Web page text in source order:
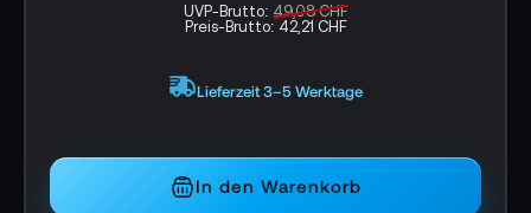
UVP-Brutto: 49,08 CHF
Preis-Brutto: 42,21 CHF
Lieferzeit 3–5 Werktage
In den Warenkorb